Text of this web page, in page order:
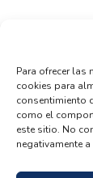
Para ofrecer
cookies para
consentimiento
como el
este sitio. No
negativamente